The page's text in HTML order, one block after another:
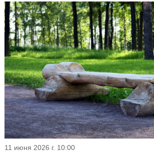
11 июня 2026 г. 10:00